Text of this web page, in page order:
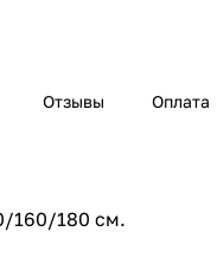
Отзывы Оплата
160/180 см.